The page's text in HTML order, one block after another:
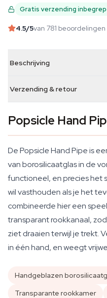
Gratis verzending
4.5/5van 781 beoordelingen
Beschrijving
Verzending & retour
Popsicle Hand
De Popsicle Hand Pipe is
van borosilicaatglas in de
functioneel, en precies het
wil vasthouden als je het
combineerde hier een
transparant rookkanaal,
ziet draaien terwijl je trekt.
in één hand, en weegt
Handgeblazen
Transparante rookkamer